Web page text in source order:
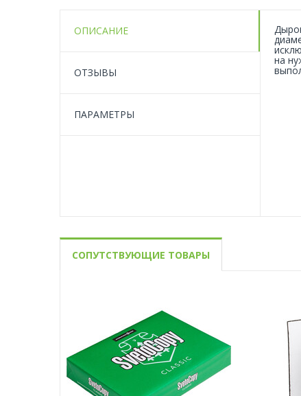
ОПИСАНИЕ
ОТЗЫВЫ
ПАРАМЕТРЫ
на
СОПУТСТВУЮЩИЕ ТОВАРЫ